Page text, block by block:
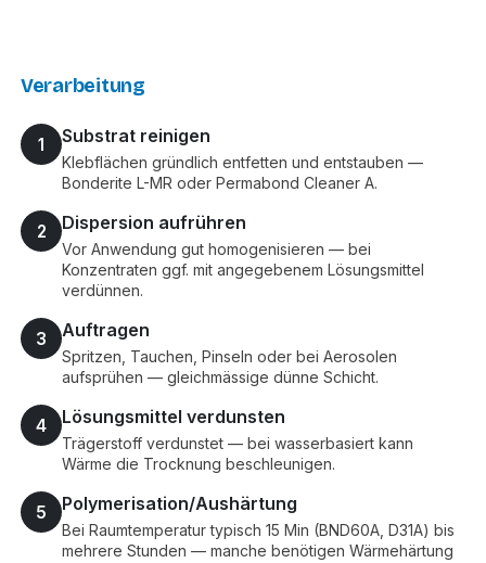
Verarbeitung
1 Substrat reinigen
Klebflächen gründlich entfetten und entstauben —
Bonderite L-MR oder Permabond Cleaner A.
2 Dispersion aufrühren
Vor Anwendung gut homogenisieren — bei
Konzentraten ggf. mit angegebenem Lösungsmittel
verdünnen.
3 Auftragen
Spritzen, Tauchen, Pinseln oder bei Aerosolen
aufsprühen — gleichmässige dünne Schicht.
4 Lösungsmittel verdunsten
Trägerstoff verdunstet — bei wasserbasiert kann
Wärme die Trocknung beschleunigen.
5 Polymerisation/Aushärtung
Bei Raumtemperatur typisch 15 Min (BND60A, D31A) bis
mehrere Stunden — manche benötigen Wärmehärtung